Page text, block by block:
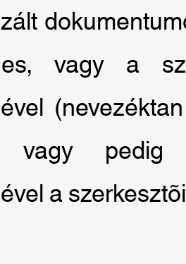
vagy a
vagy
a